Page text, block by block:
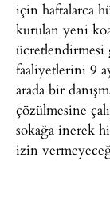
için haftalarca
kurulan yeni
faaliyetlerini 9
arada bir
çözülmesine
sokağa inerek
izin